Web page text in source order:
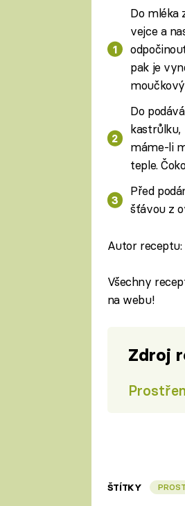
Do mléka
vejce a
pak je
Do
kastrůlku,
máme-li
teple.
Před
šťávou z
Autor receptu:
Všechny
na webu!
Zdroj
ŠTÍTKY